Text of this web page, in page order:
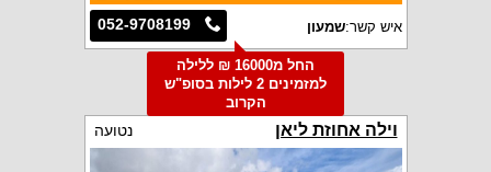
052-9708199 איש קשר:שמעון
החל מ16000 ₪ ללילה
למזמינים 2 לילות בסופ"ש
הקרוב
וילה אחוזת ליאן נטועה